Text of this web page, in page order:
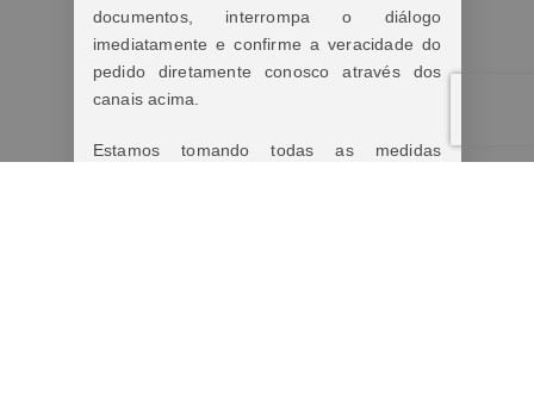
documentos, interrompa o diálogo
imediatamente e confirme a veracidade do
pedido diretamente conosco através dos
canais acima.
Estamos tomando todas as medidas